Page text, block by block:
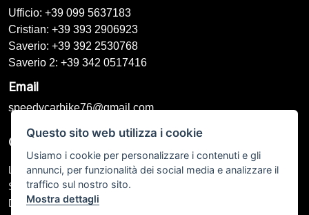
Questo sito web utilizza i cookie
Usiamo i cookie per personalizzare i contenuti e gli
annunci, per funzionalità dei social media e analizzare il
traffico sul nostro sito.
Mostra dettagli
Ufficio: +39 099 5637183
Cristian: +39 393 2906923
Saverio: +39 392 2530768
Saverio 2: +39 342 0517416
Email
speedycarbike76@gmail.com
Orari di Apertura
Lunedì – Venerdì: 09:00 - 13:00 / 16:00 - 20:00
Sabato: 09:00 - 13:00 / Chiuso
Domenica: Chiuso